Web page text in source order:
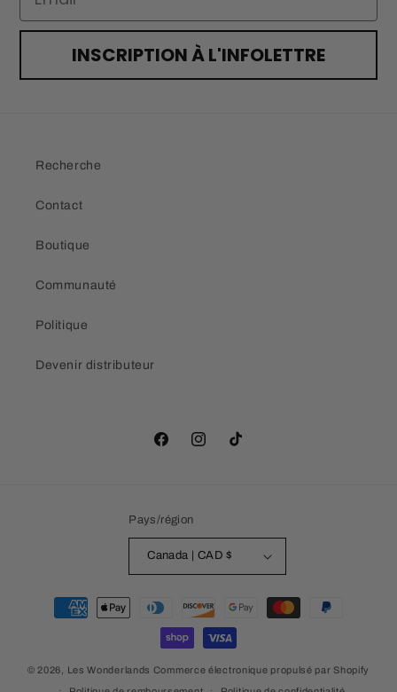
INSCRIPTION À L'INFOLETTRE
Recherche
Contact
Boutique
Communauté
Politique
Devenir distributeur
FacebookInstagramTikTok
Pays/région
Canada | CAD $
Moyens
© 2026, Les Wonderlands Commerce électronique propulsé par Shopify